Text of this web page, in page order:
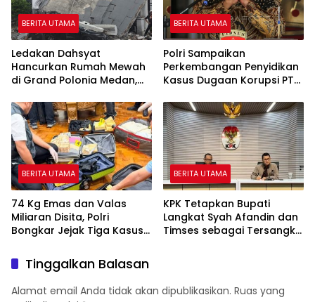
BERITA UTAMA
Ledakan Dahsyat
Hancurkan Rumah Mewah
di Grand Polonia Medan,
BERITA UTAMA
Polri Sampaikan
Perkembangan Penyidikan
Kasus Dugaan Korupsi PT
Ditetapkan Tersangka
BERITA UTAMA
74 Kg Emas dan Valas
Miliaran Disita, Polri
Bongkar Jejak Tiga Kasus
BERITA UTAMA
KPK Tetapkan Bupati
Langkat Syah Afandin dan
Timses sebagai Tersangka
Tinggalkan Balasan
Alamat email Anda tidak akan dipublikasikan. Ruas yang